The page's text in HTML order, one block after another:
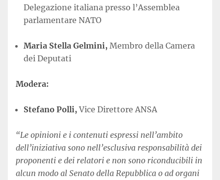
Delegazione italiana presso l’Assemblea
parlamentare NATO
Maria Stella Gelmini, Membro della Camera
dei Deputati
Modera:
Stefano Polli,Vice Direttore ANSA
“Le opinioni e i contenuti espressi nell’ambito
dell’iniziativa sono nell’esclusiva responsabilità dei
proponenti e dei relatori e non sono riconducibili in
alcun modo al Senato della Repubblica o ad organi